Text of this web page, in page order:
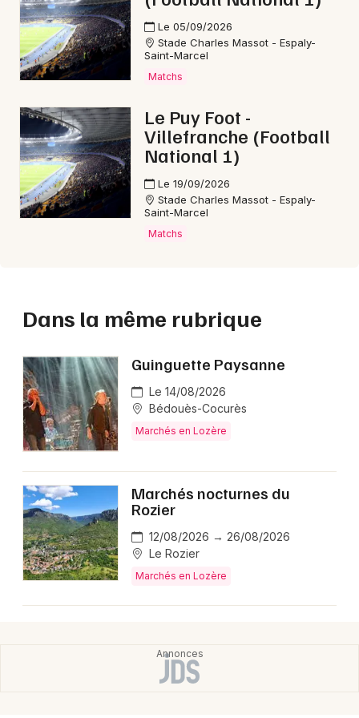
Le 05/09/2026
Stade Charles Massot - Espaly-
Saint-Marcel
Matchs
Le Puy Foot -
Villefranche (Football
National 1)
Le 19/09/2026
Stade Charles Massot - Espaly-
Saint-Marcel
Matchs
Dans la même rubrique
Guinguette Paysanne
Le 14/08/2026
Bédouès-Cocurès
Marchés en Lozère
Marchés nocturnes du
Rozier
12/08/2026 → 26/08/2026
Le Rozier
Marchés en Lozère